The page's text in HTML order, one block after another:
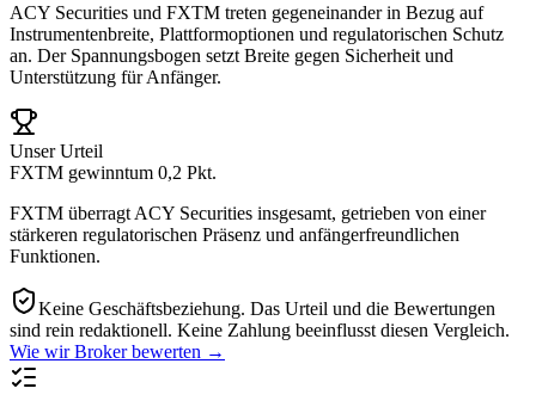
ACY Securities und FXTM treten gegeneinander in Bezug auf
Instrumentenbreite, Plattformoptionen und regulatorischen Schutz
an. Der Spannungsbogen setzt Breite gegen Sicherheit und
Unterstützung für Anfänger.
Unser Urteil
FXTM gewinntum 0,2 Pkt.
FXTM überragt ACY Securities insgesamt, getrieben von einer
stärkeren regulatorischen Präsenz und anfängerfreundlichen
Funktionen.
Keine Geschäftsbeziehung. Das Urteil und die Bewertungen
sind rein redaktionell. Keine Zahlung beeinflusst diesen Vergleich.
Wie wir Broker bewerten →